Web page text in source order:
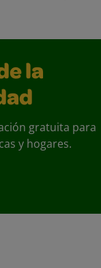
la
gratuita para
y hogares.